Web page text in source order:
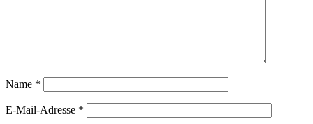
Name *
E-Mail-Adresse *